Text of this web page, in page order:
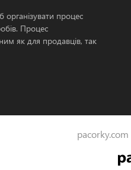
організувати процес
Процес
як для продавців, так
pacorky.com